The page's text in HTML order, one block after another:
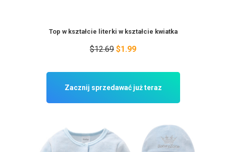
Top w kształcie literki w kształcie kwiatka
$12.69 $1.99
Zacznij sprzedawać już teraz